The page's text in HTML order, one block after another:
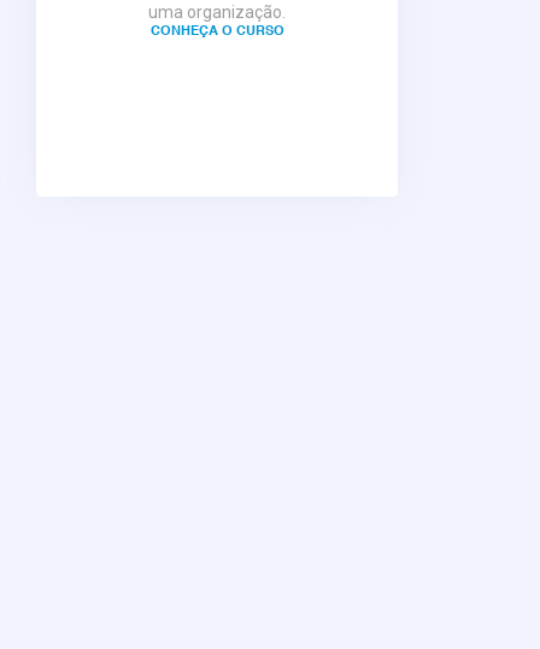
uma organização.
CONHEÇA O CURSO